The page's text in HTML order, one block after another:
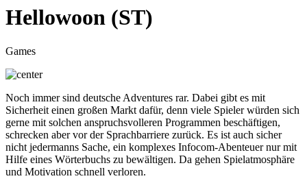
Hellowoon (ST)
Games
Noch immer sind deutsche Adventures rar. Dabei gibt es mit
Sicherheit einen großen Markt dafür, denn viele Spieler würden sich
gerne mit solchen anspruchsvolleren Programmen beschäftigen,
schrecken aber vor der Sprachbarriere zurück. Es ist auch sicher
nicht jedermanns Sache, ein komplexes Infocom-Abenteuer nur mit
Hilfe eines Wörterbuchs zu bewältigen. Da gehen Spielatmosphäre
und Motivation schnell verloren.